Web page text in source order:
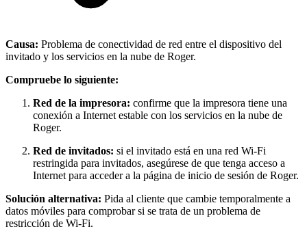
Causa: Problema de conectividad de red entre el dispositivo del
invitado y los servicios en la nube de Roger.
Compruebe lo siguiente:
Red de la impresora: confirme que la impresora tiene una
conexión a Internet estable con los servicios en la nube de
Roger.
Red de invitados: si el invitado está en una red Wi-Fi
restringida para invitados, asegúrese de que tenga acceso a
Internet para acceder a la página de inicio de sesión de Roger.
Solución alternativa: Pida al cliente que cambie temporalmente a
datos móviles para comprobar si se trata de un problema de
restricción de Wi-Fi.